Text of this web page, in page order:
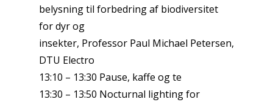
belysning til forbedring af biodiversitet
for dyr og
insekter, Professor Paul Michael Petersen,
DTU Electro
13:10 – 13:30 Pause, kaffe og te
13:30 – 13:50 Nocturnal lighting for